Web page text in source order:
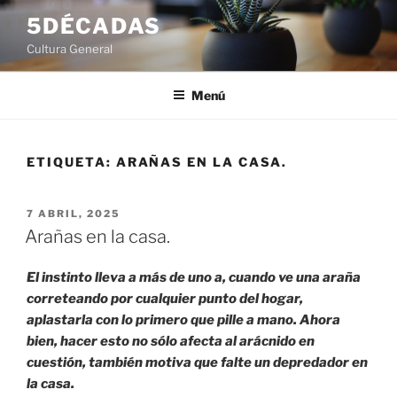
Saltar
contenido
5DÉCADAS
Cultura General
Menú
ETIQUETA: ARAÑAS EN LA CASA.
PUBLICADO
EL
7 ABRIL, 2025
Arañas en la casa.
El instinto lleva a más de uno a, cuando ve una araña
correteando por cualquier punto del hogar,
aplastarla con lo primero que pille a mano. Ahora
bien, hacer esto no sólo afecta al arácnido en
cuestión, también motiva que falte un depredador en
la casa.